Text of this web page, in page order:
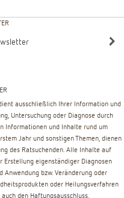
ausschließlich Ihrer Information und
Untersuchung oder Diagnose durch
Informationen und Inhalte rund um
Jahr und sonstigen Themen, dienen
des Ratsuchenden. Alle Inhalte auf
Erstellung eigenständiger Diagnosen
bzw. Veränderung oder
oder Heilungsverfahren
den Haftungsausschluss.